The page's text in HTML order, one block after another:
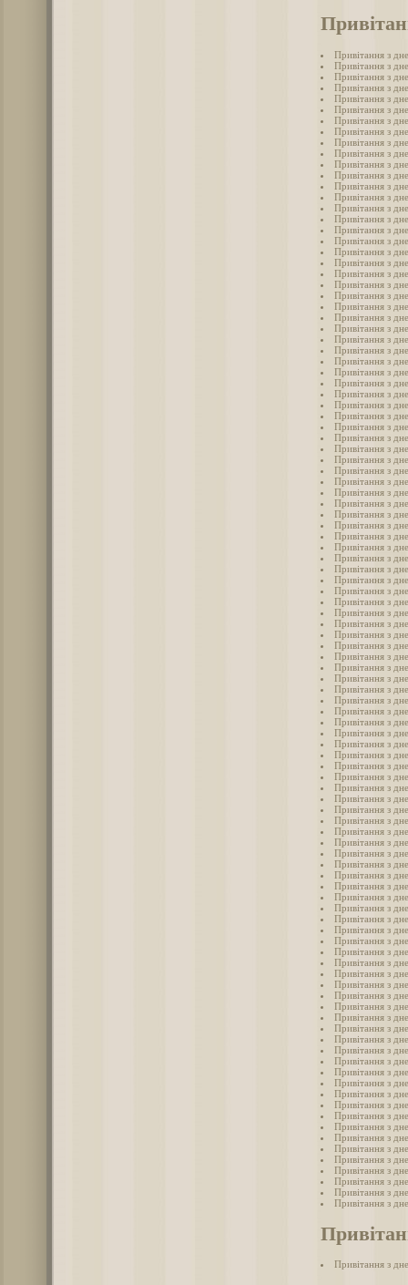
Привітання з
Привітання з
Привітання з
Привітання з
Привітання з
Привітання з
Привітання з
Привітання з
Привітання з
Привітання з
Привітання з
Привітання з
Привітання з
Привітання з
Привітання з
Привітання з
Привітання з
Привітання з
Привітання з
Привітання з
Привітання з
Привітання з
Привітання з
Привітання з
Привітання з
Привітання з
Привітання з
Привітання з
Привітання з
Привітання з
Привітання з
Привітання з
Привітання з
Привітання з
Привітання з
Привітання з
Привітання з
Привітання з
Привітання з
Привітання з
Привітання з
Привітання з
Привітання з
Привітання з
Привітання з
Привітання з
Привітання з
Привітання з
Привітання з
Привітання з
Привітання з
Привітання з
Привітання з
Привітання з
Привітання з
Привітання з
Привітання з
Привітання з
Привітання з
Привітання з
Привітання з
Привітання з
Привітання з
Привітання з
Привітання з
Привітання з
Привітання з
Привітання з
Привітання з
Привітання з
Привітання з
Привітання з
Привітання з
Привітання з
Привітання з
Привітання з
Привітання з
Привітання з
Привітання з
Привітання з
Привітання з
Привітання з
Привітання з
Привітання з
Привітання з
Привітання з
Привітання з
Привітання з
Привітання з
Привітання з
Привітання з
Привітання з
Привітання з
Привітання з
Привітання з
Привітання з
Привітання з
Привітання з
Привітання з
Привітання з
Привітання з
Привітання з
Привітання з
Привітання з
Привітання з
Привітання з
Привітання з